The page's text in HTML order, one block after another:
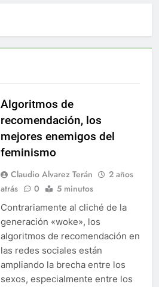
Algoritmos de
recomendación, los
mejores enemigos del
feminismo
Claudio Alvarez Terán
2 años
atrás
0 5 minutos
Contrariamente al cliché de la
generación «woke», los
algoritmos de recomendación en
las redes sociales están
ampliando la brecha entre los
sexos, especialmente entre los